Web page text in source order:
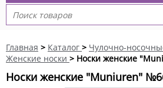
Главная > Каталог > Чулочно-
Женские носки > Носки женские
Носки женские "Muniuren"